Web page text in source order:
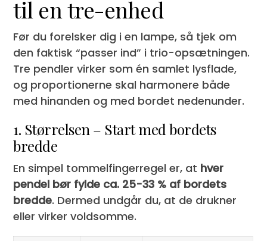
til en tre-enhed
Før du forelsker dig i en lampe, så tjek om
den faktisk “passer ind” i trio-opsætningen.
Tre pendler virker som én samlet lysflade,
og proportionerne skal harmonere både
med hinanden og med bordet nedenunder.
1. Størrelsen – Start med bordets
bredde
En simpel tommelfingerregel er, at hver
pendel bør fylde ca. 25-33 % af bordets
bredde. Dermed undgår du, at de drukner
eller virker voldsomme.